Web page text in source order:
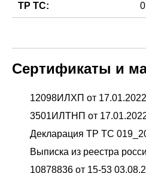
ТР ТС:
Сертификаты и
12098ИЛХП от
3501ИЛТНП от
Декларация ТР ТС
Выписка из реестра
10878836 от 15-53